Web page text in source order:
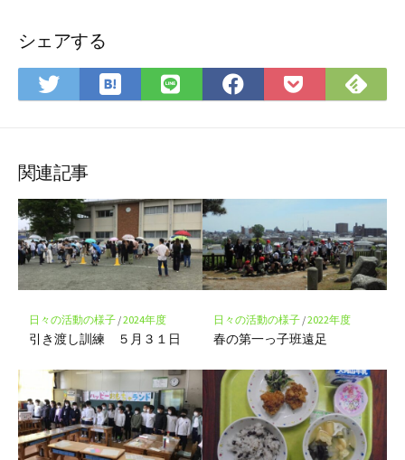
シェアする
Twitter
で
ア
は
て
マ
ー
ク
に
保
存
LINE
で
Facebook
で
Pocket
に
で
関連記事
日々の活動の様子/2024年度
引き渡し訓練 ５月３１日
日々の活動の様子/2022年度
春の第一っ子班遠足